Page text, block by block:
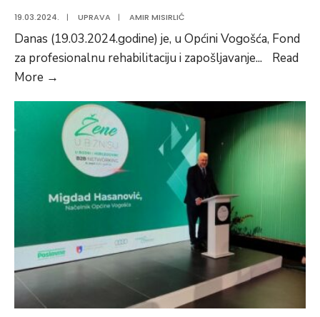
19.03.2024. | UPRAVA | AMIR MISIRLIĆ
Danas (19.03.2024.godine) je, u Općini Vogošća, Fond
za profesionalnu rehabilitaciju i zapošljavanje...
Read
More →
Vogošća
održana
prezetacija
projekata
Fonda
za
profesionalnu
rehabilitaciju
i
zapošljavanje
osoba